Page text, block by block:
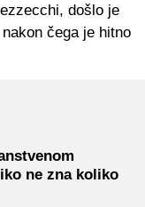
došlo je
čega je hitno
ne zna koliko